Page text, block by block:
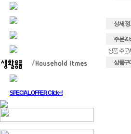
SPECIAL OFFER Click~!
상세 정
주문 &
상품 주문
상품구